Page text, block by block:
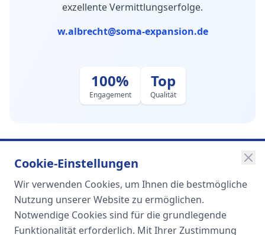
exzellente Vermittlungserfolge.
w.albrecht@soma-expansion.de
100%
Engagement
Top
Qualität
SOMA
Unternehmensgruppe
Cookie-Einstellungen
Wir verwenden Cookies, um Ihnen die bestmögliche
Nutzung unserer Website zu ermöglichen.
Notwendige Cookies sind für die grundlegende
Funktionalität erforderlich. Mit Ihrer Zustimmung